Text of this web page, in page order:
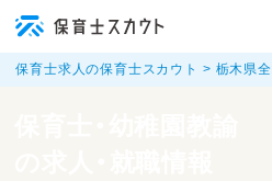
保育士求人の保育士スカウト 栃木県